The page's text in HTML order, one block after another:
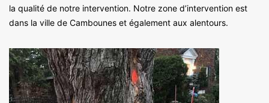
la qualité de notre intervention. Notre zone d’intervention est
dans la ville de Cambounes et également aux alentours.